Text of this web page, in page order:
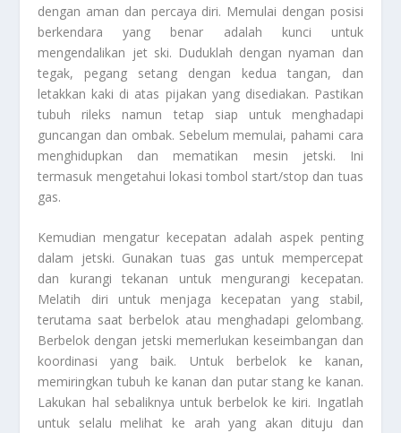
dengan aman dan percaya diri. Memulai dengan posisi
berkendara yang benar adalah kunci untuk
mengendalikan jet ski. Duduklah dengan nyaman dan
tegak, pegang setang dengan kedua tangan, dan
letakkan kaki di atas pijakan yang disediakan. Pastikan
tubuh rileks namun tetap siap untuk menghadapi
guncangan dan ombak. Sebelum memulai, pahami cara
menghidupkan dan mematikan mesin jetski. Ini
termasuk mengetahui lokasi tombol start/stop dan tuas
gas.
Kemudian mengatur kecepatan adalah aspek penting
dalam jetski. Gunakan tuas gas untuk mempercepat
dan kurangi tekanan untuk mengurangi kecepatan.
Melatih diri untuk menjaga kecepatan yang stabil,
terutama saat berbelok atau menghadapi gelombang.
Berbelok dengan jetski memerlukan keseimbangan dan
koordinasi yang baik. Untuk berbelok ke kanan,
memiringkan tubuh ke kanan dan putar stang ke kanan.
Lakukan hal sebaliknya untuk berbelok ke kiri. Ingatlah
untuk selalu melihat ke arah yang akan dituju dan